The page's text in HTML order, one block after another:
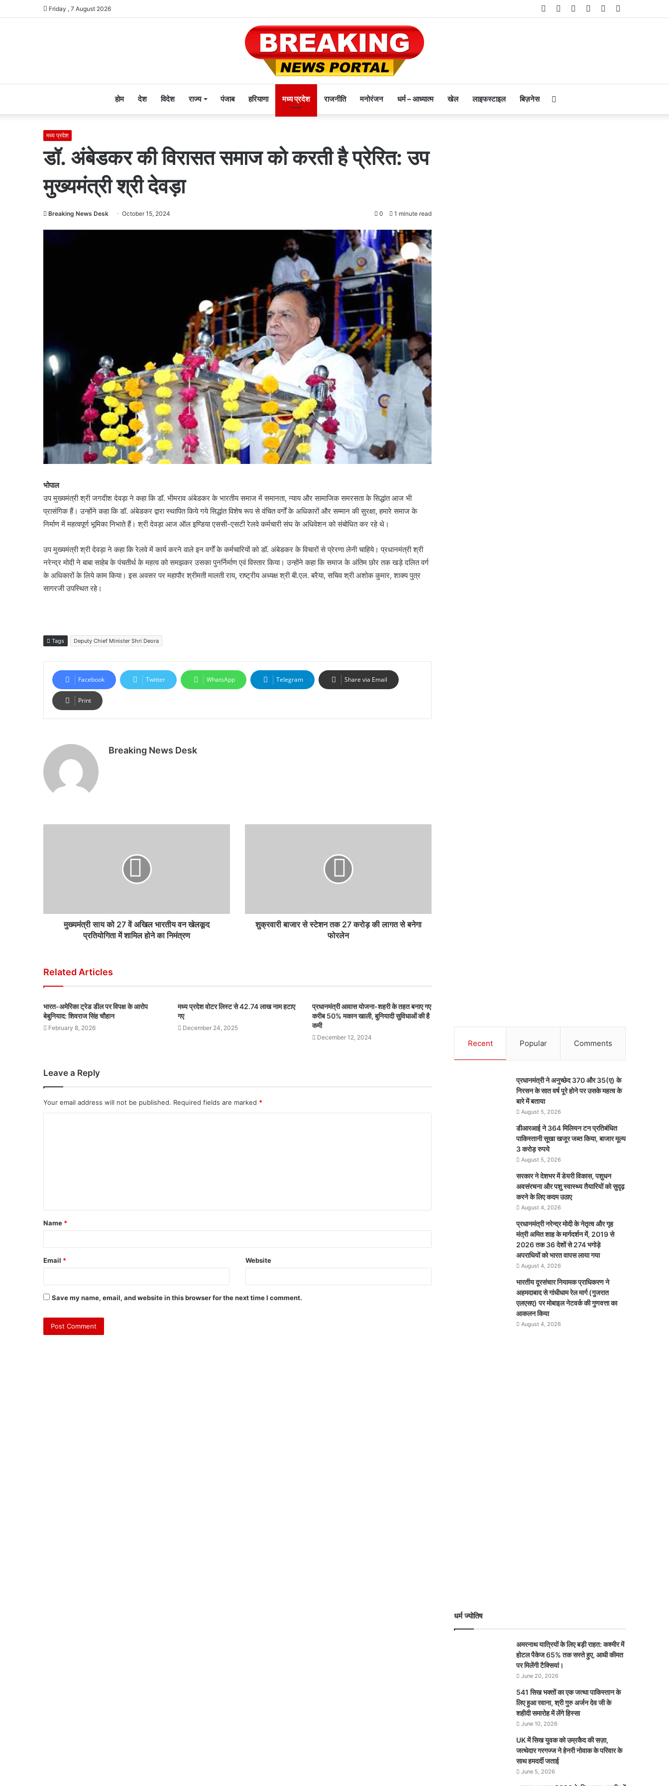
Friday , 7 August 2026 Telegram
Instagram
YouTube
Twitter
Facebook
होम देश विदेश राज्य पंजाब हरियाणा मध्य प्रदेश राजनीति मनोरंजन धर्म – आध्यात्म खेल लाइफस्टाइल बिज़नेस
मध्य प्रदेश
डॉ. अंबेडकर की विरासत समाज को करती है प्रेरित: उप
मुख्यमंत्री श्री देवड़ा
Breaking News Desk October 15, 2024 0 1 minute read
भोपाल
उप मुख्यमंत्री श्री जगदीश देवड़ा ने कहा कि डॉ. भीमराव अंबेडकर के भारतीय समाज में समानता, न्याय और सामाजिक समरसता के सिद्धांत आज भी
प्रासंगिक हैं। उन्होंने कहा कि डॉ. अंबेडकर द्वारा स्थापित किये गये सिद्धांत विशेष रूप से वंचित वर्गों के अधिकारों और सम्मान की सुरक्षा, हमारे समाज के
निर्माण में महत्वपूर्ण भूमिका निभाते हैं। श्री देवड़ा आज ऑल इण्डिया एससी-एसटी रेलवे कर्मचारी संघ के अधिवेशन को संबोधित कर रहे थे।
उप मुख्यमंत्री श्री देवड़ा ने कहा कि रेलवे में कार्य करने वाले इन वर्गों के कर्मचारियों को डॉ. अंबेडकर के विचारों से प्रेरणा लेनी चाहिये। प्रधानमंत्री श्री
नरेन्द्र मोदी ने बाबा साहेब के पंचतीर्थ के महत्व को समझकर उसका पुनर्निर्माण एवं विस्तार किया। उन्होंने कहा कि समाज के अंतिम छोर तक खड़े दलित वर्ग
के अधिकारों के लिये काम किया। इस अवसर पर महापौर श्रीमती मालती राय, राष्ट्रीय अध्यक्ष श्री बी.एल. बरैया, सचिव श्री अशोक कुमार, शाक्य पुत्र
सागरजी उपस्थित रहे।
Tags Deputy Chief Minister Shri Deora
Facebook Twitter WhatsApp Telegram Share via Email
Print
Breaking News Desk
मुख्यमंत्री साय को 27 वें अखिल भारतीय वन खेलकूद
प्रतियोगिता में शामिल होने का निमंत्रण
शुक्रवारी बाजार से स्टेशन तक 27 करोड़ की लागत से बनेगा
फोरलेन
Related Articles
भारत-अमेरिका ट्रेड डील पर विपक्ष के आरोप
बेबुनियाद: शिवराज सिंह चौहान
February 8, 2026
मध्य प्रदेश वोटर लिस्ट से 42.74 लाख नाम हटाए
गए
December 24, 2025
प्रधानमंत्री आवास योजना-शहरी के तहत बनाए गए
करीब 50% मकान खाली, बुनियादी सुविधाओं की है
कमी
December 12, 2024
Leave a Reply
Your email address will not be published. Required fields are marked *
Name *
Email * Website
Save my name, email, and website in this browser for the next time I comment.
Recent Popular Comments
प्रधानमंत्री ने अनुच्छेद 370 और 35(ए) के
निरसन के सात वर्ष पूरे होने पर उसके महत्व के
बारे में बताया
August 5, 2026
डीआरआई ने 364 मिलियन टन प्रतिबंधित
पाकिस्तानी सूखा खजूर जब्त किया, बाजार मूल्य
3 करोड़ रुपये
August 5, 2026
सरकार ने देशभर में डेयरी विकास, पशुधन
अवसंरचना और पशु स्वास्थ्य तैयारियों को सुदृढ़
करने के लिए कदम उठाए
August 4, 2026
प्रधानमंत्री नरेन्द्र मोदी के नेतृत्व और गृह
मंत्री अमित शाह के मार्गदर्शन में, 2019 से
2026 तक 36 देशों से 274 भगोड़े
अपराधियों को भारत वापस लाया गया
August 4, 2026
भारतीय दूरसंचार नियामक प्राधिकरण ने
अहमदाबाद से गांधीधाम रेल मार्ग (गुजरात
एलएसए) पर मोबाइल नेटवर्क की गुणवत्ता का
आकलन किया
August 4, 2026
धर्म ज्योतिष
अमरनाथ यात्रियों के लिए बड़ी राहत: कश्मीर में
होटल पैकेज 65% तक सस्ते हुए, आधी कीमत
पर मिलेंगी टैक्सियां।
June 20, 2026
541 सिख भक्तों का एक जत्था पाकिस्तान के
लिए हुआ रवाना, श्री गुरु अर्जन देव जी के
शहीदी समारोह में लेंगे हिस्सा
June 10, 2026
UK में सिख युवक को उम्रकैद की सज़ा,
जत्थेदार गरगज्ज ने हेनरी नोवाक के परिवार के
साथ हमदर्दी जताई
June 5, 2026